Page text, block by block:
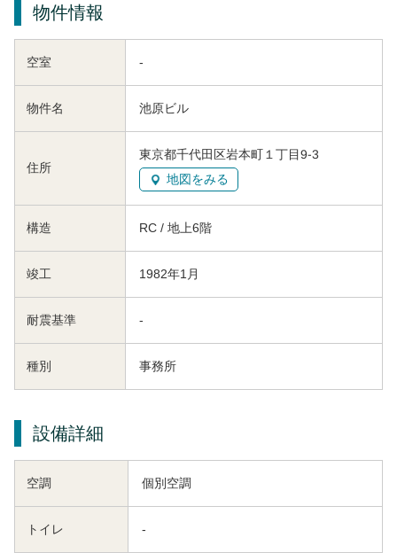
物件情報
空室 -
物件名 池原ビル
住所
東京都千代田区岩本町１丁目9-3
地図をみる
構造 RC / 地上6階
竣工 1982年1月
耐震基準 -
種別 事務所
設備詳細
空調 個別空調
トイレ -